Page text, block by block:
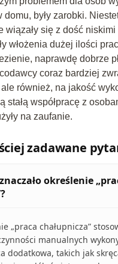
domu, były zarobki.
wiązały się z dość
włożenia dużej ilości
naprawdę dobrze
coraz bardziej
również, na jakość
stałą współpracę z
na zaufanie.
zadawane
określenie
„praca chałupnicza”
manualnych
dodatkowa, takich jak